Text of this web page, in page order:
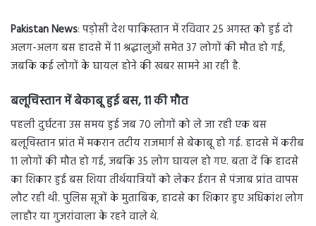
Pakistan News: पड़ोसी देश पाकिस्तान में रविवार 25 अगस्त को हुई दो
अलग-अलग बस हादसे में 11 श्रद्धालुओं समेत 37 लोगों की मौत हो गई,
जबकि कई लोगों के घायल होने की खबर सामने आ रही है.
बलूचिस्तान में बेकाबू हुई बस, 11 की मौत
पहली दुर्घटना उस समय हुई जब 70 लोगों को ले जा रही एक बस
बलूचिस्तान प्रांत में मकरान तटीय राजमार्ग से बेकाबू हो गई. हादसे में करीब
11 लोगों की मौत हो गई, जबकि 35 लोग घायल हो गए. बता दें कि हादसे
का शिकार हुई बस शिया तीर्थयात्रियों को लेकर ईरान से पंजाब प्रांत वापस
लौट रही थी. पुलिस सूत्रों के मुताबिक, हादसे का शिकार हुए अधिकांश लोग
लाहौर या गुजरांवाला के रहने वाले थे.